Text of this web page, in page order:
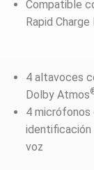
Compatible
Rapid Charge
4 altavoces
Dolby Atmos
4 micrófonos
identificación
voz